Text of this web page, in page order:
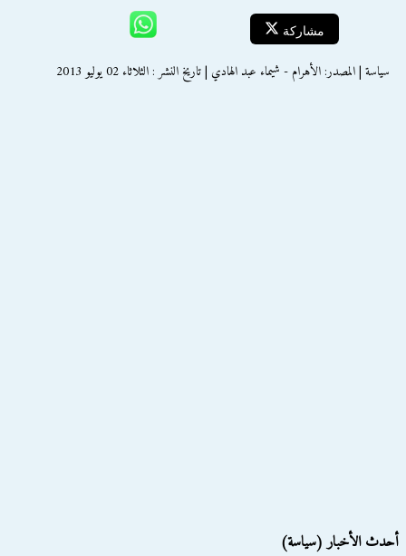
مشاركة
سياسة | المصدر: الأهرام - شيماء عبد الهادي | تاريخ النشر : الثلاثاء 02 يوليو 2013
أحدث الأخبار (سياسة)